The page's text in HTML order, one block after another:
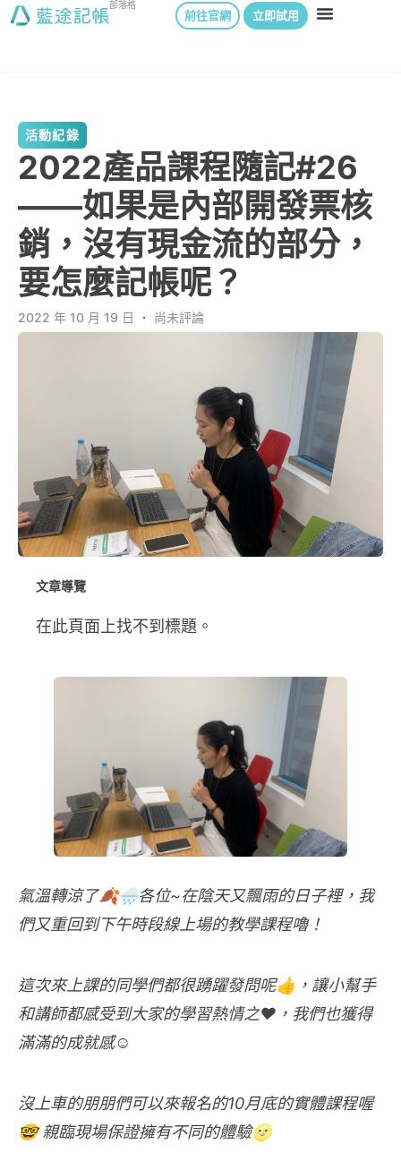
部落格
前往官網 立即試用
活動紀錄
2022產品課程隨記#26
——如果是內部開發票核
銷，沒有現金流的部分，
要怎麼記帳呢？
2022 年 10 月 19 日 ． 尚未評論
文章導覽
在此頁面上找不到標題。
氣溫轉涼了🍂🌧各位~在陰天又飄雨的日子裡，我
們又重回到下午時段線上場的教學課程嚕！
這次來上課的同學們都很踴躍發問呢👍，讓小幫手
和講師都感受到大家的學習熱情之♥，我們也獲得
滿滿的成就感☺
沒上車的朋朋們可以來報名的10月底的實體課程喔
🤓 親臨現場保證擁有不同的體驗🌝